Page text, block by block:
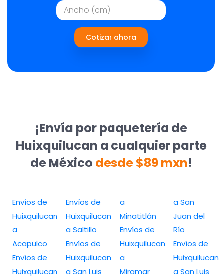
Cotizar ahora
¡Envía por paquetería de
Huixquilucan a cualquier parte
de México desde $89 mxn!
Envíos de
Huixquilucan
a
Acapulco
Envíos de
Huixquilucan
Envíos de
Huixquilucan
a Saltillo
Envíos de
Huixquilucan
a San Luis
a
Minatitlán
Envíos de
Huixquilucan
a
Miramar
a San
Juan del
Río
Envíos de
Huixquilucan
a San Luis